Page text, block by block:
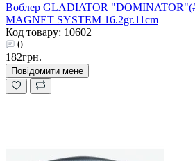
Воблер GLADIATOR
MAGNET SYSTEM 16.2gr.11cm
Код товару: 10602
0
182грн.
Повідомити мене